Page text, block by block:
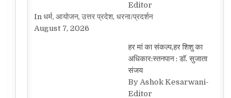
Editor
In धर्म, आयोजन, उत्तर प्रदेश, धरना/प्रदर्शन
August 7, 2026
हर मां का संकल्प,हर शिशु का
अधिकार:स्तनपान : डॉ. सुजाता
संजय
By Ashok Kesarwani-
Editor